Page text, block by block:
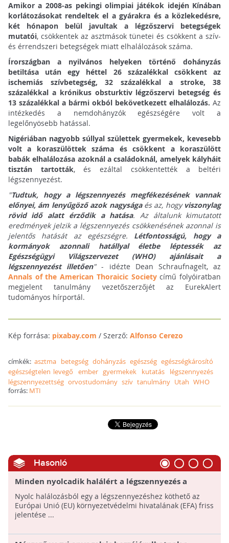
Amikor a 2008-as pekingi olimpiai játékok idején Kínában
korlátozásokat rendeltek el a gyárakra és a közlekedésre,
két hónapon belül javultak a légzőszervi betegségek
mutatói, csökkentek az asztmások tünetei és csökkent a szív-
és érrendszeri betegségek miatt elhalálozások száma.
Írországban a nyilvános helyeken történő dohányzás
betiltása után egy héttel 26 százalékkal csökkent az
ischemiás szívbetegség, 32 százalékkal a stroke, 38
százalékkal a krónikus obsturktiv légzőszervi betegség és
13 százalékkal a bármi okból bekövetkezett elhalálozás. Az
intézkedés a nemdohányzók egészségére volt a
legelőnyösebb hatással.
Nigériában nagyobb súllyal születtek gyermekek, kevesebb
volt a koraszülöttek száma és csökkent a koraszülött
babák elhalálozása azoknál a családoknál, amelyek kályháit
tisztán tartották, és ezáltal csökkentették a beltéri
légszennyezést.
"Tudtuk, hogy a légszennyezés megfékezésének vannak
előnyei, ám lenyűgöző azok nagyságaés az, hogy viszonylag
rövid idő alatt érződik a hatása. Az általunk kimutatott
eredmények jelzik a légszennyezés csökkenésének azonnal is
jelentős hatását az egészségre. Létfontosságú, hogy a
kormányok azonnali hatállyal életbe léptessék az
Egészségügyi Világszervezet (WHO) ajánlásait a
légszennyezést illetően"- idézte Dean Schraufnagelt, az
Annals of the American Thoraicic Societycímű folyóiratban
megjelent tanulmány vezetőszerzőjét az EurekAlert
tudományos hírportál.
Kép forrása: pixabay.com / Szerző: Alfonso Cerezo
címkék:asztma betegség dohányzás egészség egészségkárosító
egészségtelen levegő
ember gyermekek kutatás
légszennyezés
légszennyezettség orvostudomány szív tanulmány Utah WHO
forrás: MTI
Hasonló
Minden nyolcadik halálért a légszennyezés a
felelős
Nyolc halálozásból egy a légszennyezéshez köthető az
Európai Unió (EU) környezetvédelmi hivatalának (EFA) friss
jelentése ...